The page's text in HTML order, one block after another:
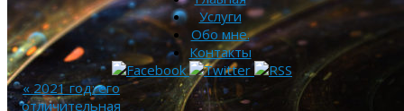
Услуги
Обо мне.
Контакты
«2021 год: его
отличительная